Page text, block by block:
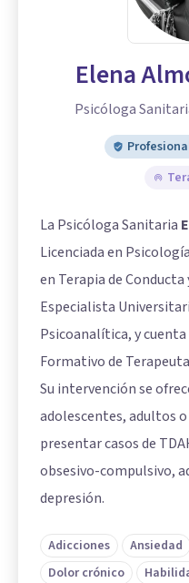
Elena
Psicóloga
La Psicóloga Sanitaria
Licenciada en
en Terapia de Conducta
Especialista
Psicoanalítica, y
Formativo de Terapeuta
Su intervención se
adolescentes, adultos
presentar casos de
obsesivo-compulsivo,
depresión.
Adicciones Ansiedad
Dolor crónico